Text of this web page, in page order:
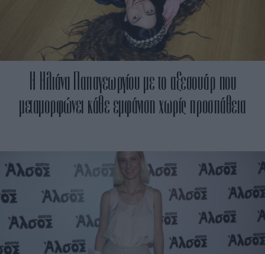
H Ηλιάνα Παπαγεωργίου με το αξεσουάρ που
μεταμορφώνει κάθε εμφάνιση χωρίς προσπάθεια